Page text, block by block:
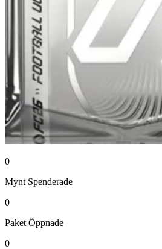
0
Mynt Spenderade
0
Paket Öppnade
0